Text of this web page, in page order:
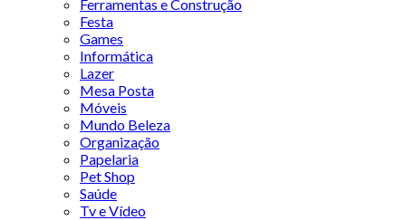
Ferramentas e Construção
Festa
Games
Informática
Lazer
Mesa Posta
Móveis
Mundo Beleza
Organização
Papelaria
Pet Shop
Saúde
Tv e Vídeo